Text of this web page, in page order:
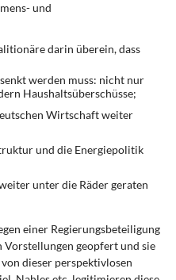
und
darin überein, dass
werden muss: nicht nur
Haushaltsüberschüsse;
Wirtschaft weiter
und die Energiepolitik
unter die Räder geraten
einer Regierungsbeteiligung
Vorstellungen geopfert und sie
dieser perspektivlosen